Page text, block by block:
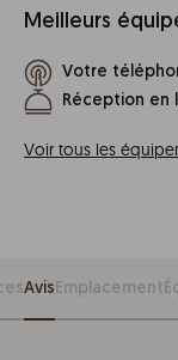
Meilleurs
Votre
Réception en
Voir tous les
AvisEmplacement